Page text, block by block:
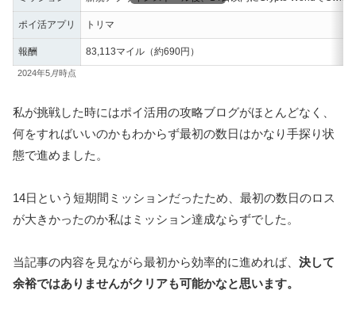
ポイ活アプリ トリマ
報酬 83,113マイル（約690円）
2024年5 月時点
私が挑戦した時にはポイ活用の攻略ブログがほとんどなく、
何をすればいいのかもわからず最初の数日はかなり手探り状
態で進めました。
14日という短期間ミッションだったため、最初の数日のロス
が大きかったのか私はミッション達成ならずでした。
当記事の内容を見ながら最初から効率的に進めれば、 決して
余裕ではありませんがクリアも可能かなと思います。